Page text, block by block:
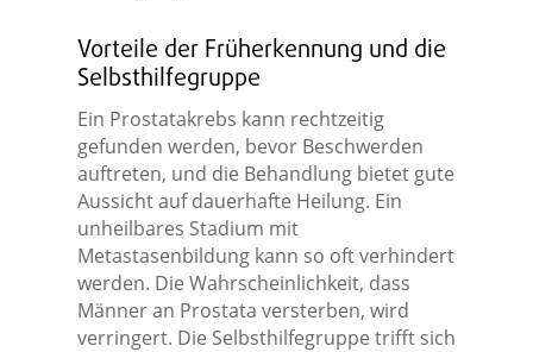
Vorteile der Früherkennung und die
Selbsthilfegruppe
Ein Prostatakrebs kann rechtzeitig
gefunden werden, bevor Beschwerden
auftreten, und die Behandlung bietet gute
Aussicht auf dauerhafte Heilung. Ein
unheilbares Stadium mit
Metastasenbildung kann so oft verhindert
werden. Die Wahrscheinlichkeit, dass
Männer an Prostata versterben, wird
verringert. Die Selbsthilfegruppe trifft sich